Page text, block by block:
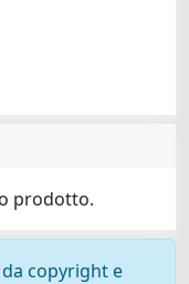
prodotto.
copyright e